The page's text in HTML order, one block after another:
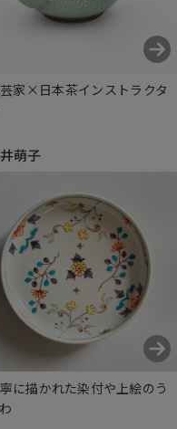
家×日本茶インストラクタ
萌子
に描かれた染付や上絵のう